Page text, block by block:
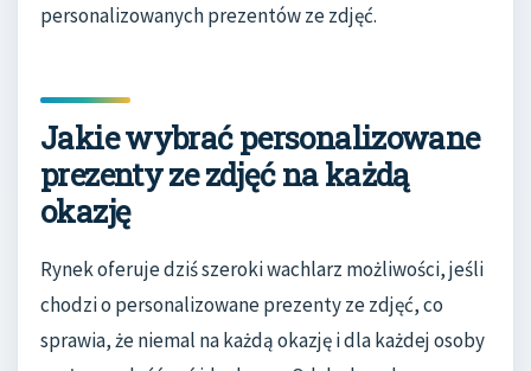
personalizowanych prezentów ze zdjęć.
Jakie wybrać personalizowane
prezenty ze zdjęć na każdą
okazję
Rynek oferuje dziś szeroki wachlarz możliwości, jeśli
chodzi o personalizowane prezenty ze zdjęć, co
sprawia, że niemal na każdą okazję i dla każdej osoby